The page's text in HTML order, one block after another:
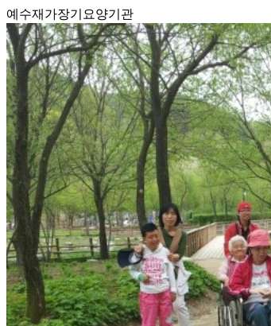
예수재가장기요양기관